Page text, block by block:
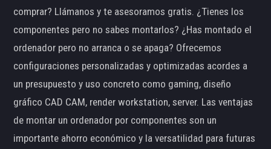
comprar? Llámanos y te asesoramos gratis. ¿Tienes los
componentes pero no sabes montarlos? ¿Has montado el
ordenador pero no arranca o se apaga? Ofrecemos
configuraciones personalizadas y optimizadas acordes a
un presupuesto y uso concreto como gaming, diseño
gráfico CAD CAM, render workstation, server. Las ventajas
de montar un ordenador por componentes son un
importante ahorro económico y la versatilidad para futuras